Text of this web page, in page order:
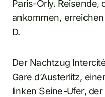
Paris-Orly. Reisende,
ankommen, erreichen
D.
Der Nachtzug
Gare d’Austerlitz,
linken Seine-Ufer,